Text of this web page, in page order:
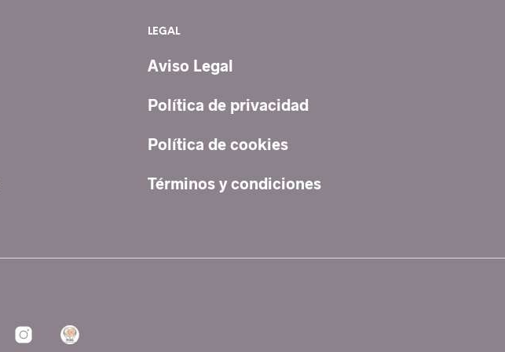
LEGAL
Aviso Legal
Política de privacidad
Política de cookies
Términos y condiciones